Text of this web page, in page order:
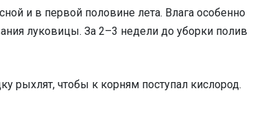
и в первой половине лета. Влага особенно
луковицы. За 2–3 недели до уборки полив
рыхлят, чтобы к корням поступал кислород.